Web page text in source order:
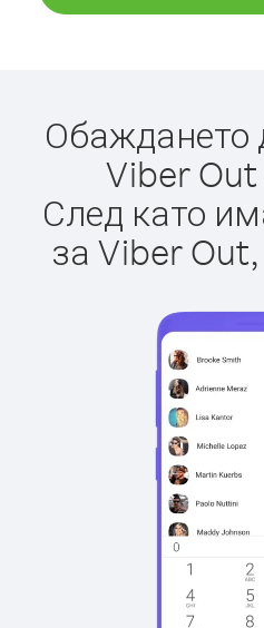
Обаждането
Viber Out
След като
за Viber